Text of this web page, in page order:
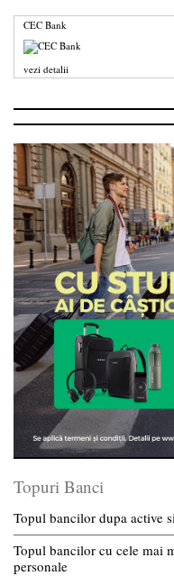
CEC Bank
vezi detalii
Topuri Banci
Topul bancilor dupa active
Topul bancilor cu cele mai
personale